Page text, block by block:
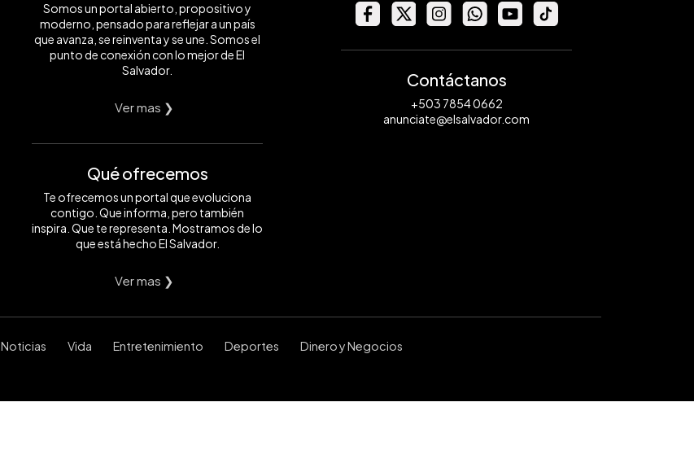
Somos un portal abierto, propositivo y
moderno, pensado para reflejar a un país
que avanza, se reinventa y se une. Somos el
punto de conexión con lo mejor de El
Salvador.
Ver mas ❯
Qué ofrecemos
Te ofrecemos un portal que evoluciona
contigo. Que informa, pero también
inspira. Que te representa. Mostramos de lo
que está hecho El Salvador.
Ver mas ❯
Contáctanos
+503 7854 0662
anunciate@elsalvador.com
Noticias Vida Entretenimiento Deportes Dinero y Negocios